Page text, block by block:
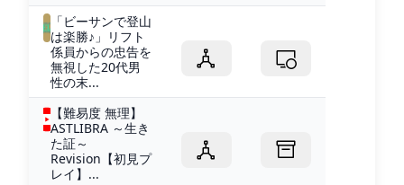
「ビーサンで登山
は楽勝♪」リフト
係員からの忠告を
無視した20代男
性の末...
【難易度 無理】
ASTLIBRA ～生き
た証～
Revision【初見プ
レイ】...